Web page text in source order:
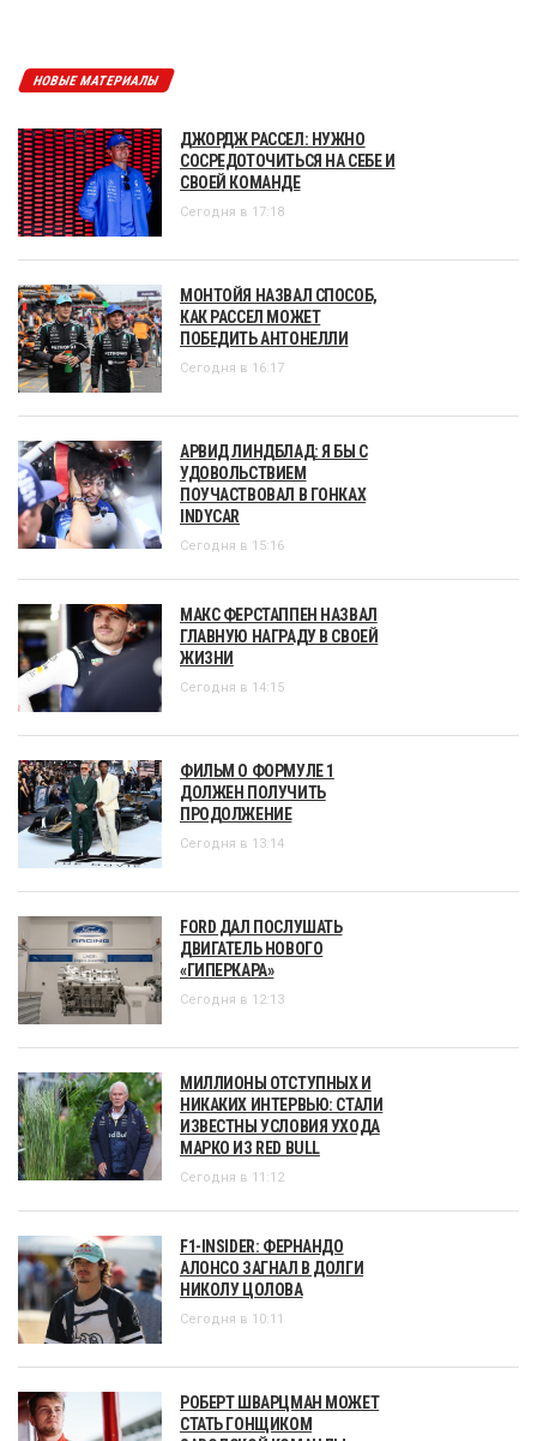
НОВЫЕ МАТЕРИАЛЫ
ДЖОРДЖ РАССЕЛ: НУЖНО
СОСРЕДОТОЧИТЬСЯ НА СЕБЕ И
СВОЕЙ КОМАНДЕ
Сегодня в 17:18
МОНТОЙЯ НАЗВАЛ СПОСОБ,
КАК РАССЕЛ МОЖЕТ
ПОБЕДИТЬ АНТОНЕЛЛИ
Сегодня в 16:17
АРВИД ЛИНДБЛАД: Я БЫ С
УДОВОЛЬСТВИЕМ
ПОУЧАСТВОВАЛ В ГОНКАХ
INDYCAR
Сегодня в 15:16
МАКС ФЕРСТАППЕН НАЗВАЛ
ГЛАВНУЮ НАГРАДУ В СВОЕЙ
ЖИЗНИ
Сегодня в 14:15
ФИЛЬМ О ФОРМУЛЕ 1
ДОЛЖЕН ПОЛУЧИТЬ
ПРОДОЛЖЕНИЕ
Сегодня в 13:14
FORD ДАЛ ПОСЛУШАТЬ
ДВИГАТЕЛЬ НОВОГО
«ГИПЕРКАРА»
Сегодня в 12:13
МИЛЛИОНЫ ОТСТУПНЫХ И
НИКАКИХ ИНТЕРВЬЮ: СТАЛИ
ИЗВЕСТНЫ УСЛОВИЯ УХОДА
МАРКО ИЗ RED BULL
Сегодня в 11:12
F1-INSIDER: ФЕРНАНДО
АЛОНСО ЗАГНАЛ В ДОЛГИ
НИКОЛУ ЦОЛОВА
Сегодня в 10:11
РОБЕРТ ШВАРЦМАН МОЖЕТ
СТАТЬ ГОНЩИКОМ